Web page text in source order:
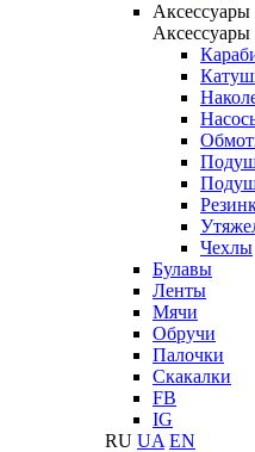
Аксессуары
Аксессуары
Чехлы
Булавы
Ленты
Мячи
Обручи
Палочки
Скакалки
FB
IG
RU UA EN